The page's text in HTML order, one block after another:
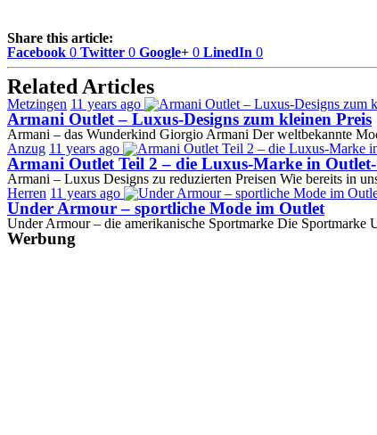
Share this article:
Facebook 0 Twitter 0 Google+ 0 LinedIn 0
Related Articles
Metzingen 11 years ago
Armani Outlet – Luxus-Designs zum kleinen Preis
Armani – das Wunderkind Giorgio Armani Der weltbekannte
Anzug 11 years ago
Armani Outlet Teil 2 – die Luxus-Marke in
Armani – Luxus Designs zu reduzierten Preisen Wie bereits in
Herren 11 years ago
Under Armour – sportliche Mode im Outlet
Under Armour – die amerikanische Sportmarke Die
Werbung